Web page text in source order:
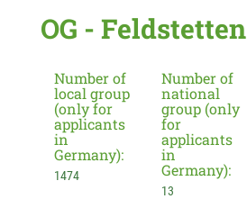
OG - Feldstetten
Number of
local group
(only for
applicants
in
Germany):
1474
Number of
national
group (only
for
applicants
in
Germany):
13